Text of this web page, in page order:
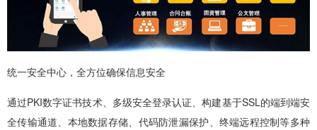
统一安全中心，全方位确保信息安全
通过PKI数字证书技术、多级安全登录认证、构建基于SSL的端到端安
全传输通道、本地数据存储、代码防泄漏保护、终端远程控制等多种